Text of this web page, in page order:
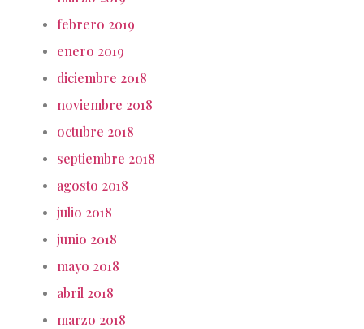
febrero 2019
enero 2019
diciembre 2018
noviembre 2018
octubre 2018
septiembre 2018
agosto 2018
julio 2018
junio 2018
mayo 2018
abril 2018
marzo 2018